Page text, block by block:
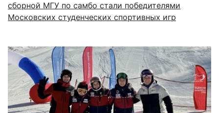
сборной МГУ по самбо стали победителями
Московских студенческих спортивных игр